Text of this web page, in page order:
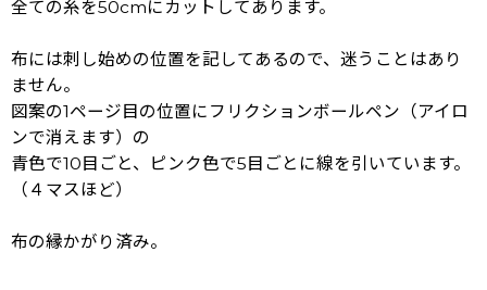
全ての糸を50cmにカットしてあります。
布には刺し始めの位置を記してあるので、迷うことはあり
ません。
図案の1ページ目の位置にフリクションボールペン（アイロ
ンで消えます）の
青色で10目ごと、ピンク色で5目ごとに線を引いています。
（４マスほど）
布の縁かがり済み。